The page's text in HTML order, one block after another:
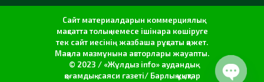
Сайт материалдарын коммерциялық
мақсатта толық немесе ішінара көшіруге
тек сайт иесінің жазбаша рұқсаты қажет.
Мақала мазмұнына авторлары жауапты.
© 2023 / «Жұлдыз info» аудандық
қоғамдық-саяси газеті/ Барлық құқықтар